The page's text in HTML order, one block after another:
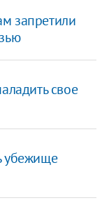
запретили
свое
убежище